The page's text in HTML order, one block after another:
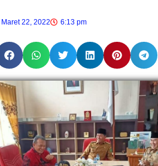
Maret 22, 2022 6:13 pm